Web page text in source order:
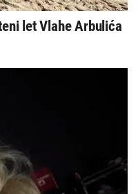
let Vlahe Arbulića